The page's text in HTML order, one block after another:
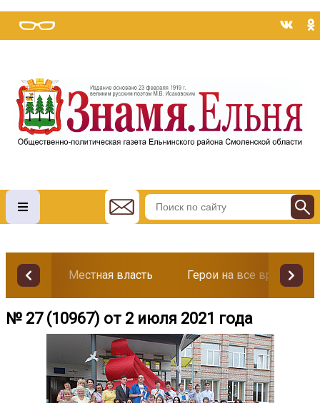
Местная власть Герои на все времена
№ 27 (10967) от 2 июля 2021 года